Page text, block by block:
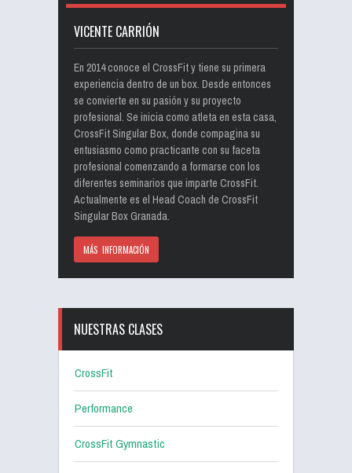
VICENTE CARRIÓN
En 2014 conoce el CrossFit y tiene su primera
experiencia dentro de un box. Desde entonces
se convierte en su pasión y su proyecto
profesional. Se inicia como atleta en esta casa,
CrossFit Singular Box, donde compagina su
entusiasmo como practicante con su faceta
profesional comenzando a formarse con los
diferentes seminarios que imparte CrossFit.
Actualmente es el Head Coach de CrossFit
Singular Box Granada.
MÁS INFORMACIÓN
NUESTRAS CLASES
CrossFit
Performance
CrossFit Gymnastic